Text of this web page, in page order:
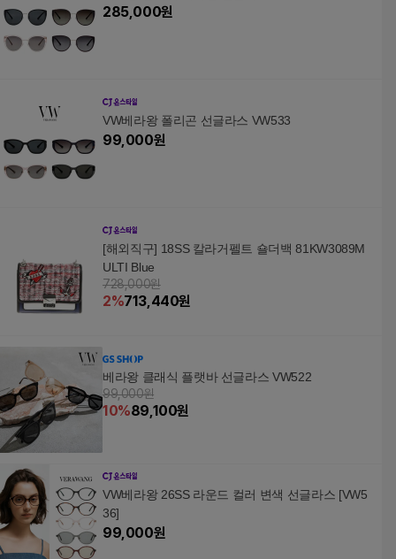
285,000원
VW베라왕 폴리곤 선글라스 VW533
99,000원
[해외직구] 18SS 칼라거펠트 숄더백 81KW3089M
ULTI Blue
728,000원
2%713,440원
베라왕 클래식 플랫바 선글라스 VW522
99,000원
10%89,100원
VW베라왕 26SS 라운드 컬러 변색 선글라스 [VW5
36]
99,000원